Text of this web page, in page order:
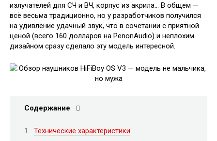
излучателей для СЧ и ВЧ, корпус из акрила… В общем —
всё весьма традиционно, но у разработчиков получился
на удивление удачный звук, что в сочетании с приятной
ценой (всего 160 долларов на PenonAudio) и неплохим
дизайном сразу сделало эту модель интересной.
Содержание
Технические характеристики